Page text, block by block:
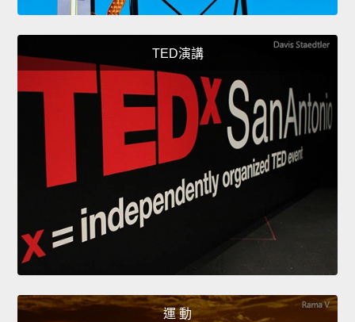
TED演講
運 動